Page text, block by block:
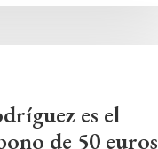
es el
de 50 euros